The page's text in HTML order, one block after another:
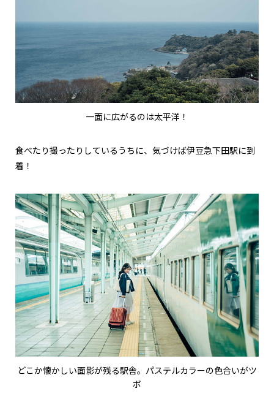
一面に広がるのは太平洋！
食べたり撮ったりしているうちに、気づけば伊豆急下田駅に到
着！
どこか懐かしい面影が残る駅舎。パステルカラーの色合いがツ
ボ